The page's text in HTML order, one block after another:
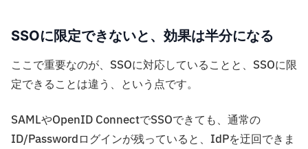
SSOに限定できないと、効果は半分になる
ここで重要なのが、SSOに対応していることと、SSOに限
定できることは違う、という点です。
SAMLやOpenID ConnectでSSOできても、通常の
ID/Passwordログインが残っていると、IdPを迂回できま